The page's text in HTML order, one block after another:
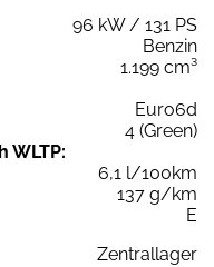
96 kW / 131 PS
Benzin
1.199 cm³
Euro6d
4 (Green)
WLTP:
6,1 l/100km
137 g/km
E
Zentrallager